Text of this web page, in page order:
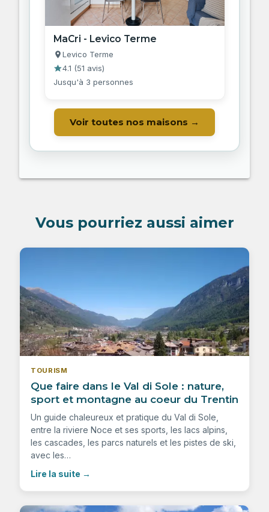
MaCri - Levico Terme
Levico Terme
4.1 (51 avis)
Jusqu'à 3 personnes
Voir toutes nos maisons →
Vous pourriez aussi aimer
TOURISM
Que faire dans le Val di Sole : nature,
sport et montagne au coeur du Trentin
Un guide chaleureux et pratique du Val di Sole,
entre la riviere Noce et ses sports, les lacs alpins,
les cascades, les parcs naturels et les pistes de ski,
avec les…
Lire la suite →